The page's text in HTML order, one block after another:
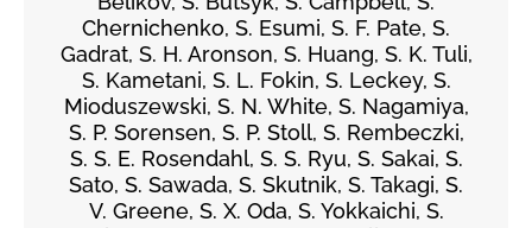
Chernichenko, S. Esumi, S. F. Pate, S.
Gadrat, S. H. Aronson, S. Huang, S. K. Tuli,
S. Kametani, S. L. Fokin, S. Leckey, S.
Mioduszewski, S. N. White, S. Nagamiya,
S. P. Sorensen, S. P. Stoll, S. Rembeczki,
S. S. E. Rosendahl, S. S. Ryu, S. Sakai, S.
Sato, S. Sawada, S. Skutnik, S. Takagi, S.
V. Greene, S. X. Oda, S. Yokkaichi, S.